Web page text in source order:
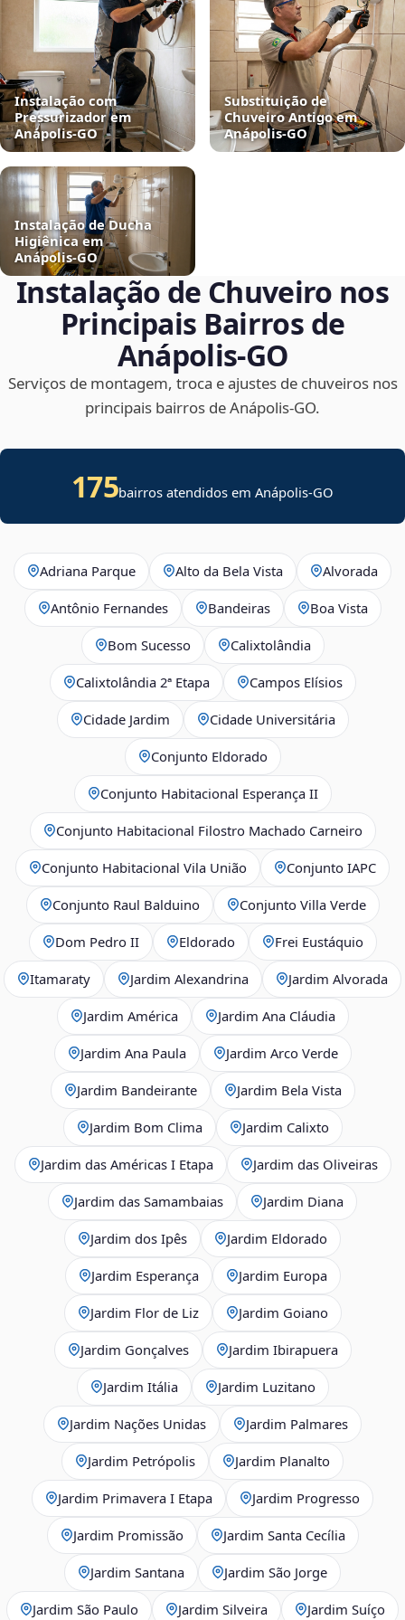
Instalação com
Pressurizador em
Anápolis‑GO
Substituição de
Chuveiro Antigo em
Anápolis‑GO
Instalação de Ducha
Higiênica em
Anápolis‑GO
Instalação de Chuveiro nos
Principais Bairros de
Anápolis‑GO
Serviços de montagem, troca e ajustes de chuveiros nos
principais bairros de Anápolis‑GO.
175bairros atendidos em Anápolis-GO
Adriana Parque Alto da Bela Vista Alvorada
Antônio Fernandes Bandeiras Boa Vista
Bom Sucesso Calixtolândia
Calixtolândia 2ª Etapa Campos Elísios
Cidade Jardim Cidade Universitária
Conjunto Eldorado
Conjunto Habitacional Esperança II
Conjunto Habitacional Filostro Machado Carneiro
Conjunto Habitacional Vila União Conjunto IAPC
Conjunto Raul Balduino Conjunto Villa Verde
Dom Pedro II Eldorado Frei Eustáquio
Itamaraty Jardim Alexandrina Jardim Alvorada
Jardim América Jardim Ana Cláudia
Jardim Ana Paula Jardim Arco Verde
Jardim Bandeirante Jardim Bela Vista
Jardim Bom Clima Jardim Calixto
Jardim das Américas I Etapa Jardim das Oliveiras
Jardim das Samambaias Jardim Diana
Jardim dos Ipês Jardim Eldorado
Jardim Esperança Jardim Europa
Jardim Flor de Liz Jardim Goiano
Jardim Gonçalves Jardim Ibirapuera
Jardim Itália Jardim Luzitano
Jardim Nações Unidas Jardim Palmares
Jardim Petrópolis Jardim Planalto
Jardim Primavera I Etapa Jardim Progresso
Jardim Promissão Jardim Santa Cecília
Jardim Santana Jardim São Jorge
Jardim São Paulo Jardim Silveira Jardim Suíço